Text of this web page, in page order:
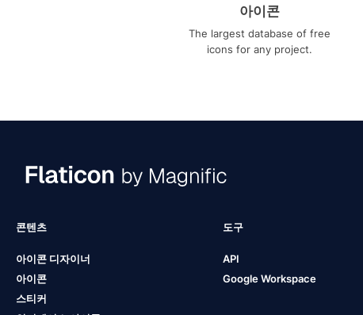
아이콘
The largest database of free
icons for any project.
콘텐츠
아이콘 디자이너
아이콘
스티커
도구
API
Google Workspace